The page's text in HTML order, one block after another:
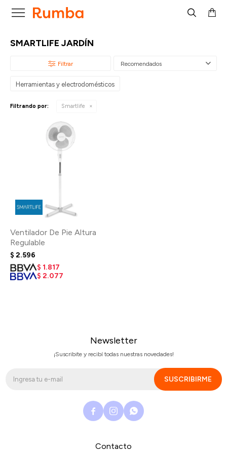

SMARTLIFE JARDÍN
Recomendados
Herramientas y electrodomésticos
Filtrando por: Smartlife
Ventilador De Pie Altura
Regulable
$ 2.596
$ 1.817
$ 2.077
Contacto
Newsletter
¡Suscribite y recibí todas nuestras novedades!
SUSCRIBIRME
  